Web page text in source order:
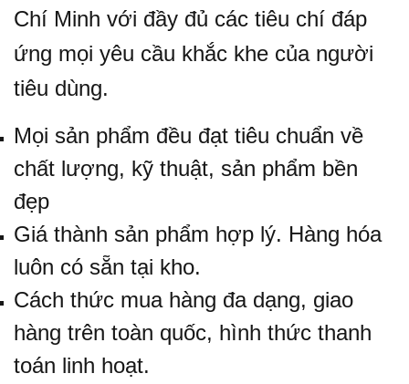
Chí Minh với đầy đủ các tiêu chí đáp
ứng mọi yêu cầu khắc khe của người
tiêu dùng.
Mọi sản phẩm đều đạt tiêu chuẩn về
chất lượng, kỹ thuật, sản phẩm bền
đẹp
Giá thành sản phẩm hợp lý. Hàng hóa
luôn có sẵn tại kho.
Cách thức mua hàng đa dạng, giao
hàng trên toàn quốc, hình thức thanh
toán linh hoạt.